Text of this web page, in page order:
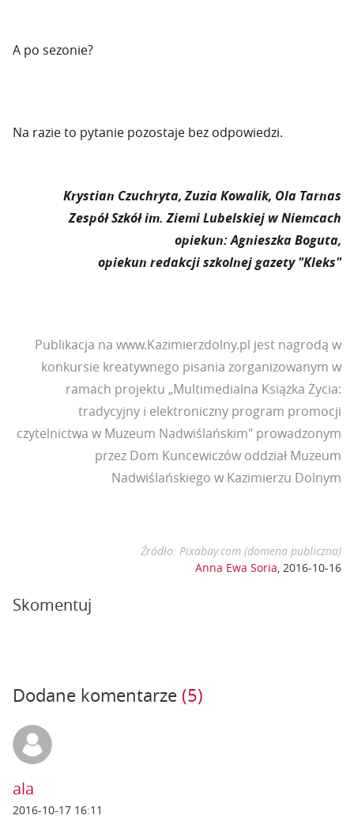
A po sezonie?
Na razie to pytanie pozostaje bez odpowiedzi.
Krystian Czuchryta, Zuzia Kowalik, Ola Tarnas
Zespół Szkół im. Ziemi Lubelskiej w Niemcach
opiekun: Agnieszka Boguta,
opiekun redakcji szkolnej gazety "Kleks"
Publikacja na www.Kazimierzdolny.pl jest nagrodą w
konkursie kreatywnego pisania zorganizowanym w
ramach projektu „Multimedialna Książka Życia:
tradycyjny i elektroniczny program promocji
czytelnictwa w Muzeum Nadwiślańskim" prowadzonym
przez Dom Kuncewiczów oddział Muzeum
Nadwiślańskiego w Kazimierzu Dolnym
Źródło: Pixabay.com (domena publiczna)
Anna Ewa Soria, 2016-10-16
Skomentuj
Dodane komentarze (5)
ala
2016-10-17 16:11